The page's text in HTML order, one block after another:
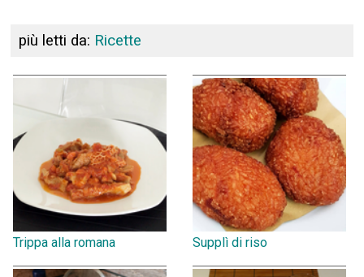
più letti da: Ricette
Trippa alla romana Supplì di riso